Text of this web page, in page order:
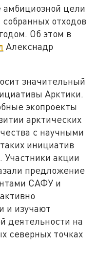
цели
отходов
Об этом в
Алекснадр
значительный
Арктики.
экопроекты
арктических
с научными
инициатив
Участники акции
предложение
САФУ и
и изучают
деятельности на
северных точках